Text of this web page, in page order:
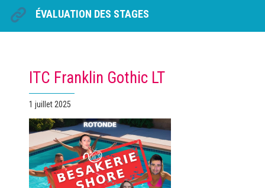
ÉVALUATION DES STAGES
ITC Franklin Gothic LT
Publié
1 juillet 2025